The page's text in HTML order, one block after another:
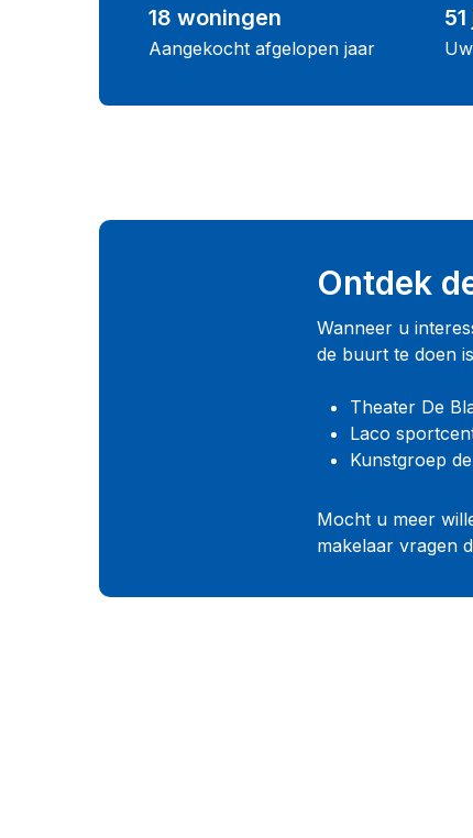
18 woningen
Aangekocht afgelopen jaar
Ontdek
Wanneer u
de buurt te doen
Theater De
Laco
Kunstgroep
Mocht u meer
makelaar vragen